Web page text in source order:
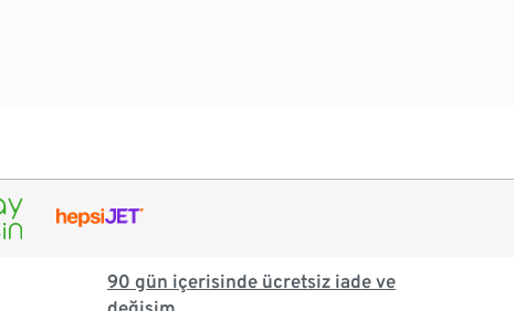
90 gün içerisinde ücretsiz iade ve